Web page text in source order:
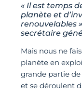
« Il est temps
planète et
renouvelables
secrétaire
Mais nous ne
planète en
grande partie
et se déroulent